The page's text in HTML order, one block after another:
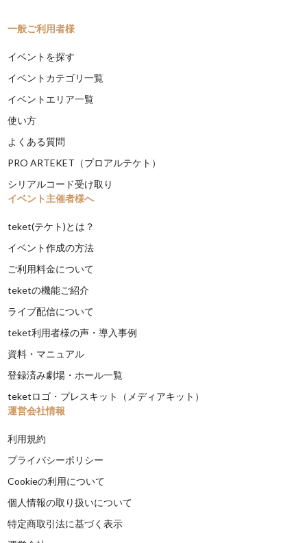
一般ご利用者様
イベントを探す
イベントカテゴリ一覧
イベントエリア一覧
使い方
よくある質問
PRO ARTEKET（プロアルテケト）
シリアルコード受け取り
イベント主催者様へ
teket(テケト)とは？
イベント作成の方法
ご利用料金について
teketの機能ご紹介
ライブ配信について
teket利用者様の声・導入事例
資料・マニュアル
登録済み劇場・ホール一覧
teketロゴ・プレスキット（メディアキット）
運営会社情報
利用規約
プライバシーポリシー
Cookieの利用について
個人情報の取り扱いについて
特定商取引法に基づく表示